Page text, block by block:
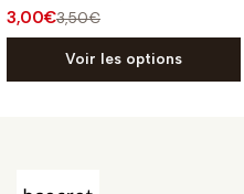
3,00€3,50€
Voir les options